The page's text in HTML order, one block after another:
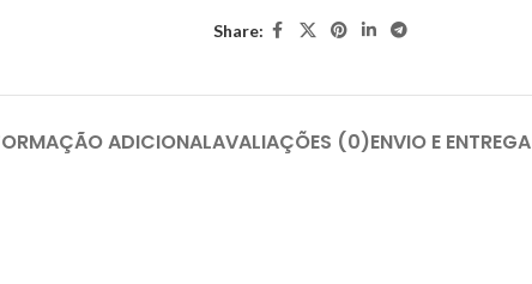
Share:
ADICIONALAVALIAÇÕES (0)ENVIO E ENTREGA